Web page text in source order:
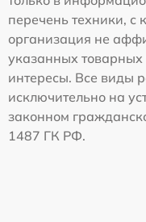
перечень техники,
организация не
указанных товарных
интересы. Все виды
исключительно на
законном
1487 ГК РФ.